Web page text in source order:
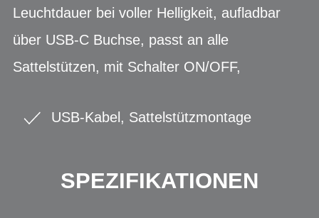
Leuchtdauer bei voller Helligkeit, aufladbar
über USB-C Buchse, passt an alle
Sattelstützen, mit Schalter ON/OFF,
USB-Kabel, Sattelstützmontage
SPEZIFIKATIONEN